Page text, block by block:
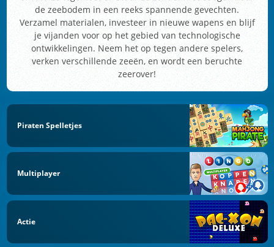
de zeebodem in een reeks spannende gevechten.
Verzamel materialen, investeer in nieuwe wapens en blijf
je vijanden voor op het gebied van technologische
ontwikkelingen. Neem het op tegen andere spelers,
verken verschillende zeeën, en wordt een beruchte
zeerover!
Piraten Spelletjes
Multiplayer
Actie